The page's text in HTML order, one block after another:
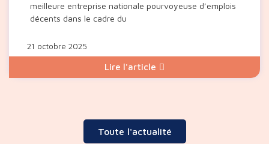
meilleure entreprise nationale pourvoyeuse d’emplois
décents dans le cadre du
21 octobre 2025
Lire l'article
Toute l'actualité